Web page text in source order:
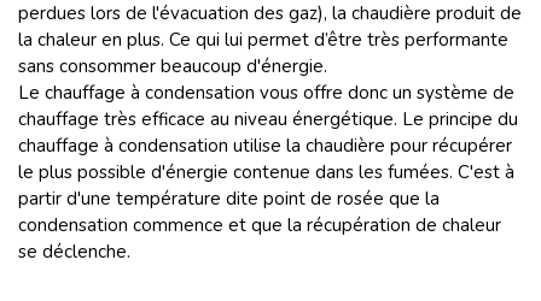
perdues lors de l'évacuation des gaz), la chaudière produit de
la chaleur en plus. Ce qui lui permet d’être très performante
sans consommer beaucoup d'énergie.
Le chauffage à condensation vous offre donc un système de
chauffage très efficace au niveau énergétique. Le principe du
chauffage à condensation utilise la chaudière pour récupérer
le plus possible d'énergie contenue dans les fumées. C'est à
partir d'une température dite point de rosée que la
condensation commence et que la récupération de chaleur
se déclenche.